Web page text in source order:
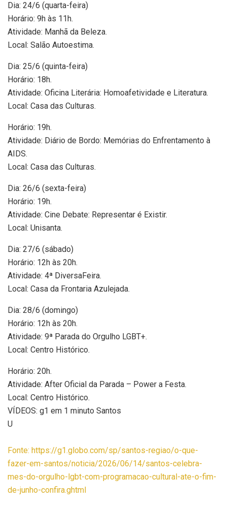
Dia: 24/6 (quarta-feira)
Horário: 9h às 11h.
Atividade: Manhã da Beleza.
Local: Salão Autoestima.
Dia: 25/6 (quinta-feira)
Horário: 18h.
Atividade: Oficina Literária: Homoafetividade e Literatura.
Local: Casa das Culturas.
Horário: 19h.
Atividade: Diário de Bordo: Memórias do Enfrentamento à
AIDS.
Local: Casa das Culturas.
Dia: 26/6 (sexta-feira)
Horário: 19h.
Atividade: Cine Debate: Representar é Existir.
Local: Unisanta.
Dia: 27/6 (sábado)
Horário: 12h às 20h.
Atividade: 4ª DiversaFeira.
Local: Casa da Frontaria Azulejada.
Dia: 28/6 (domingo)
Horário: 12h às 20h.
Atividade: 9ª Parada do Orgulho LGBT+.
Local: Centro Histórico.
Horário: 20h.
Atividade: After Oficial da Parada – Power a Festa.
Local: Centro Histórico.
VÍDEOS: g1 em 1 minuto Santos
U
Fonte: https://g1.globo.com/sp/santos-regiao/o-que-
fazer-em-santos/noticia/2026/06/14/santos-celebra-
mes-do-orgulho-lgbt-com-programacao-cultural-ate-o-fim-
de-junho-confira.ghtml